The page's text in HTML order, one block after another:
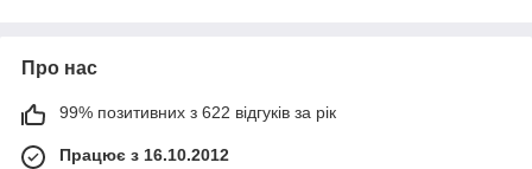
Про нас
99% позитивних з 622 відгуків за рік
Працює з 16.10.2012